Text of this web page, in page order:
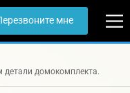
мне
детали домокомплекта.